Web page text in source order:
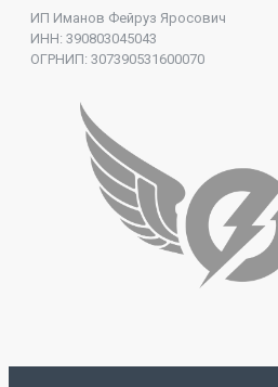
ИП Иманов Фейруз Яросович
ИНН: 390803045043
ОГРНИП: 307390531600070